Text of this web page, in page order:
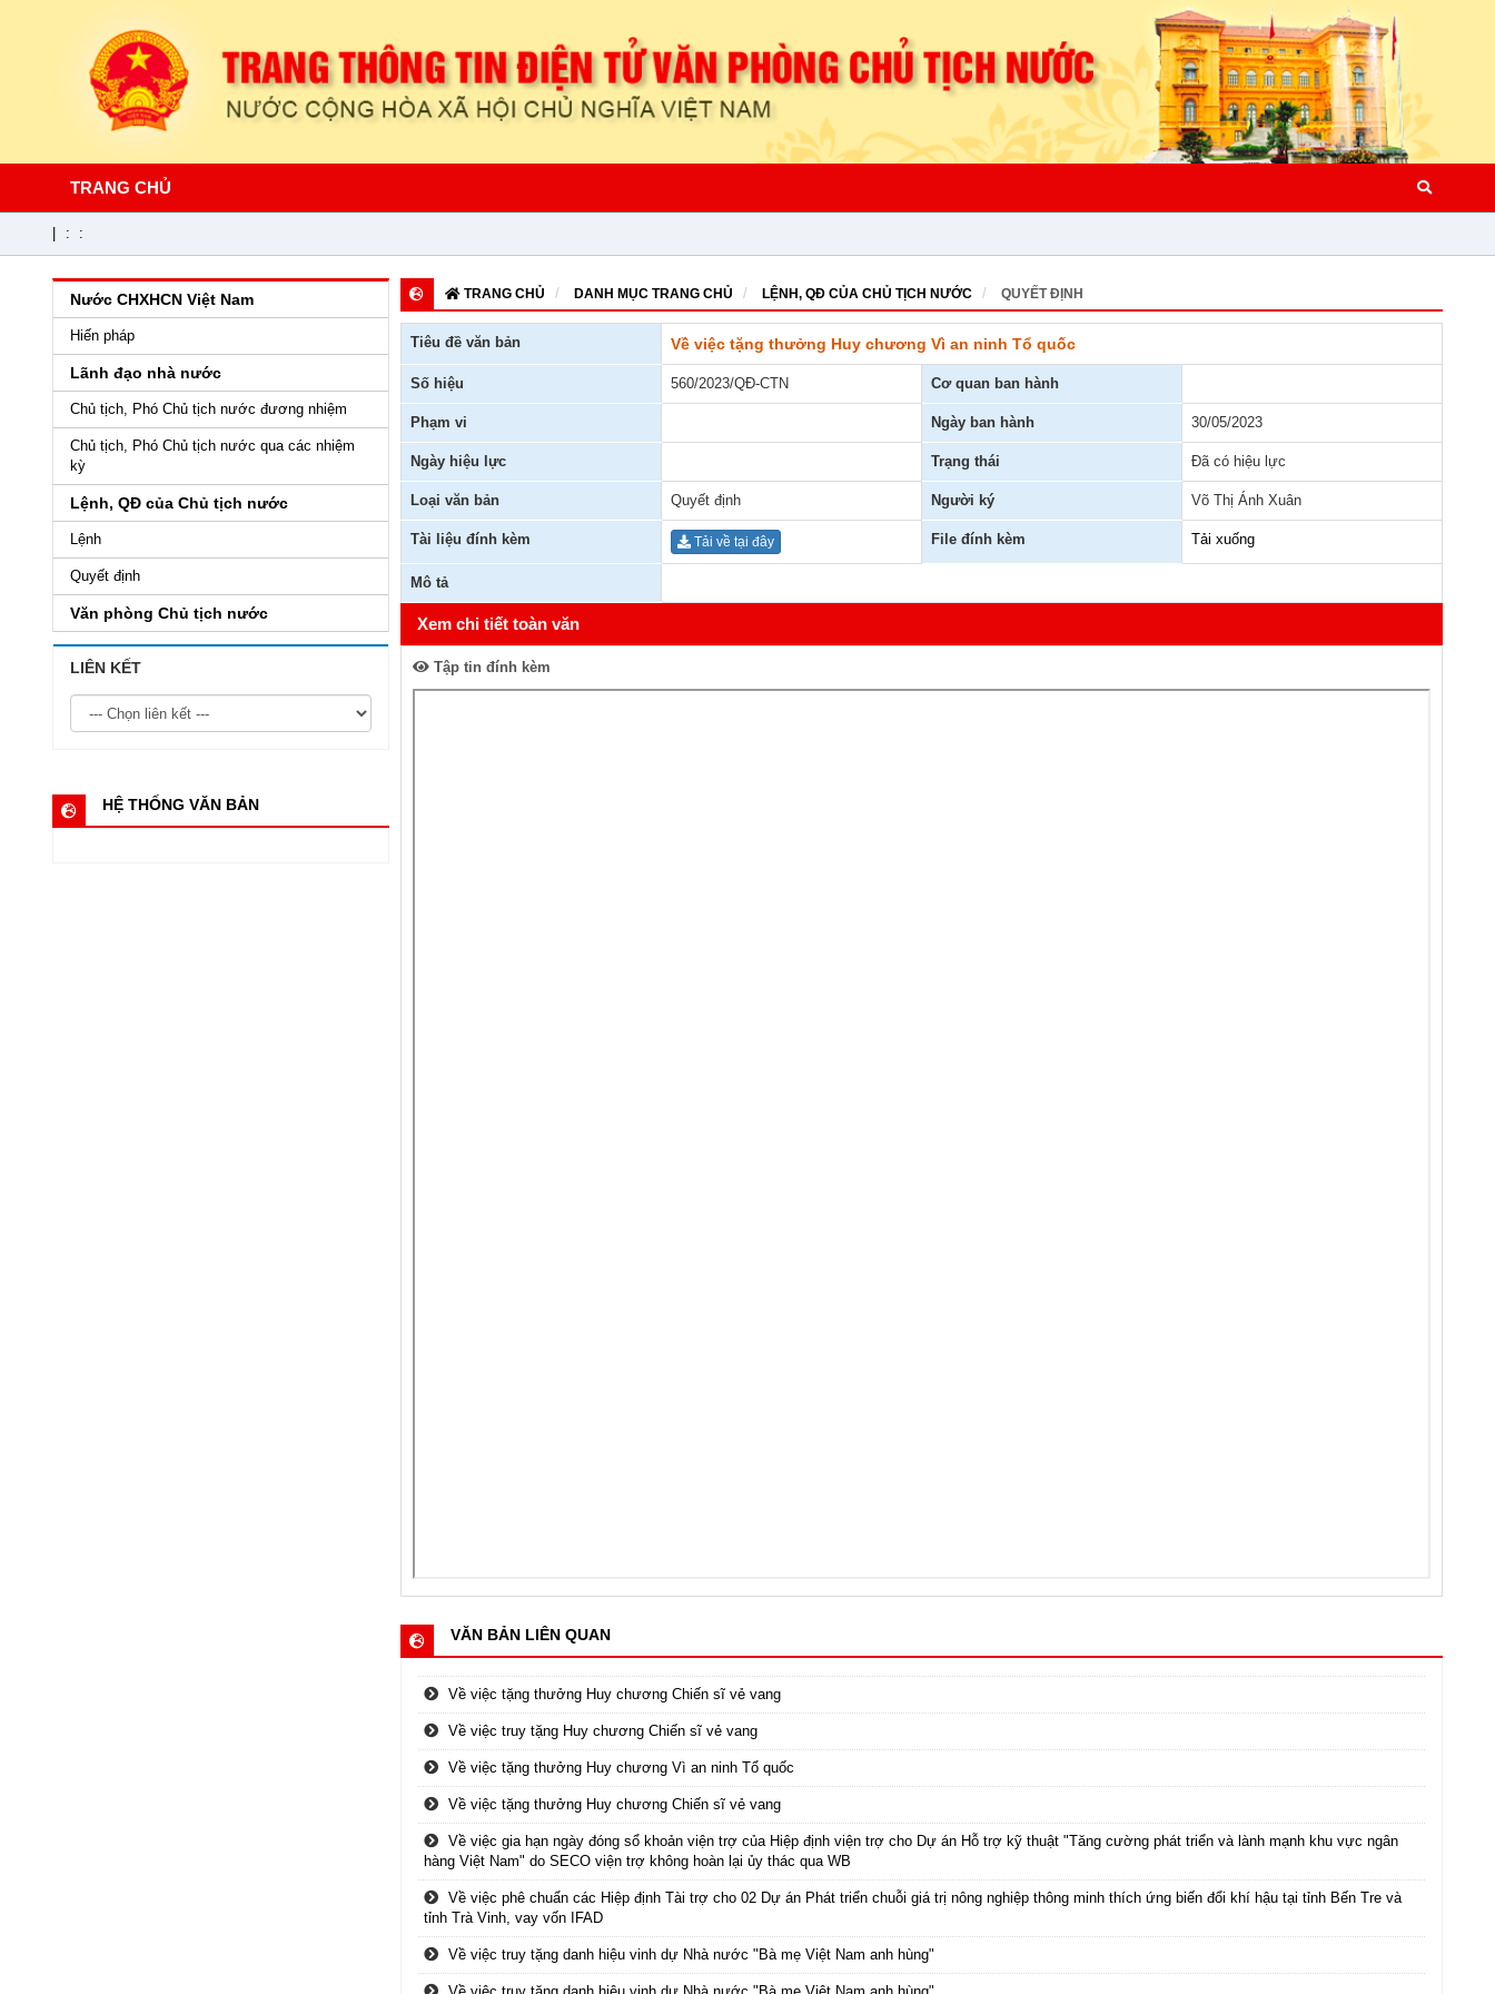
TRANG CHỦ
: :
TRANG CHỦ DANH MỤC TRANG CHỦ LỆNH, QĐ CỦA CHỦ TỊCH NƯỚC QUYẾT ĐỊNH
Tiêu đề văn bản Về việc tặng thưởng Huy chương Vì an ninh Tổ quốc
Số hiệu 560/2023/QĐ-CTN Cơ quan ban hành
Phạm vi Ngày ban hành 30/05/2023
Ngày hiệu lực Trạng thái Đã có hiệu lực
Loại văn bản Quyết định Người ký Võ Thị Ánh Xuân
Tài liệu đính kèm Tải về tại đây File đính kèm Tải xuống
Mô tả
Xem chi tiết toàn văn
Tập tin đính kèm
VĂN BẢN LIÊN QUAN
Về việc tặng thưởng Huy chương Chiến sĩ vẻ vang
Về việc truy tặng Huy chương Chiến sĩ vẻ vang
Về việc tặng thưởng Huy chương Vì an ninh Tổ quốc
Về việc tặng thưởng Huy chương Chiến sĩ vẻ vang
Về việc gia hạn ngày đóng sổ khoản viện trợ của Hiệp định viện trợ cho Dự án Hỗ trợ kỹ thuật "Tăng cường phát triển và lành mạnh khu vực ngân
hàng Việt Nam" do SECO viện trợ không hoàn lại ủy thác qua WB
Về việc phê chuẩn các Hiệp định Tài trợ cho 02 Dự án Phát triển chuỗi giá trị nông nghiệp thông minh thích ứng biến đổi khí hậu tại tỉnh Bến Tre và
tỉnh Trà Vinh, vay vốn IFAD
Về việc truy tặng danh hiệu vinh dự Nhà nước "Bà mẹ Việt Nam anh hùng"
Nước CHXHCN Việt Nam
Hiến pháp
Lãnh đạo nhà nước
Chủ tịch, Phó Chủ tịch nước đương nhiệm
Chủ tịch, Phó Chủ tịch nước qua các nhiệm
kỳ
Lệnh, QĐ của Chủ tịch nước
Lệnh
Quyết định
Văn phòng Chủ tịch nước
LIÊN KẾT
HỆ THỐNG VĂN BẢN